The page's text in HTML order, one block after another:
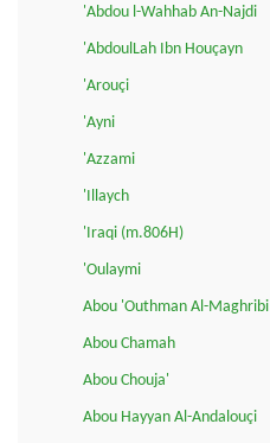
'Abdou l-Wahhab An-Najdi
'AbdoulLah Ibn Houçayn
'Arouçi
'Ayni
'Azzami
'Illaych
'Iraqi (m.806H)
'Oulaymi
Abou 'Outhman Al-Maghribi
Abou Chamah
Abou Chouja'
Abou Hayyan Al-Andalouçi